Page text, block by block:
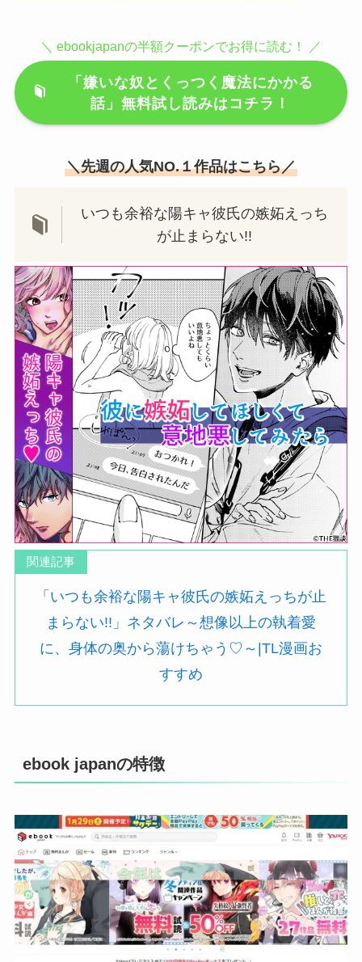
＼ ebookjapanの半額クーポンでお得に読む！ ／
「嫌いな奴とくっつく魔法にかかる
話」無料試し読みはコチラ！
＼先週の人気NO.１作品はこちら／
いつも余裕な陽キャ彼氏の嫉妬えっち
が止まらない!!
関連記事
「いつも余裕な陽キャ彼氏の嫉妬えっちが止
まらない!!」ネタバレ～想像以上の執着愛
に、身体の奥から蕩けちゃう♡～|TL漫画お
すすめ
ebook japanの特徴